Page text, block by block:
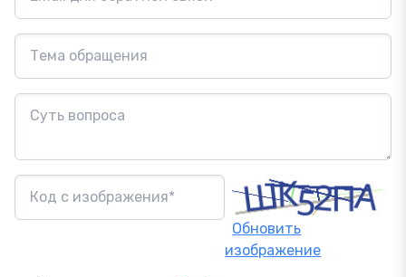
Обновить
изображение